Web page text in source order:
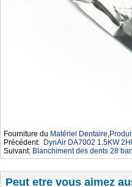
Fourniture du Matériel Dentaire,
Précédent: DynAir DA7002 1.5KW
Suivant: Blanchiment des dents 28
Peut etre vous aimez